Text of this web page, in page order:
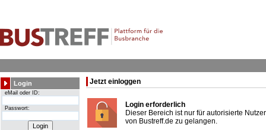
Login
eMail oder ID:
Passwort:
Jetzt einloggen
Login erforderlich
Dieser Bereich ist nur für autorisierte
von Bustreff.de zu gelangen.